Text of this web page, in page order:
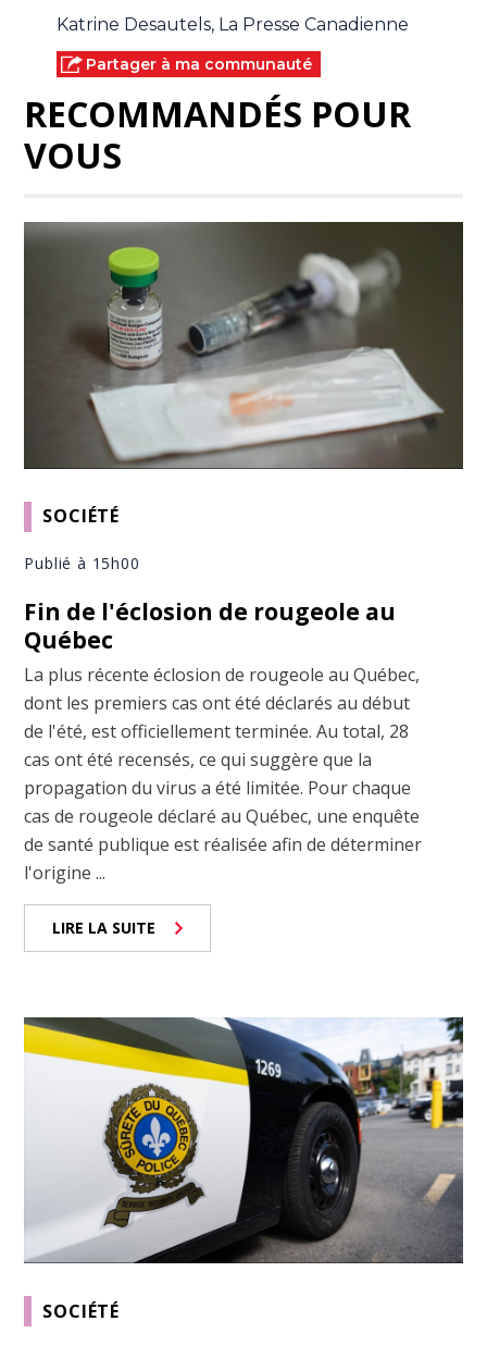
Katrine Desautels, La Presse Canadienne
Partager à ma communauté
RECOMMANDÉS POUR
VOUS
SOCIÉTÉ
Publié à 15h00
Fin de l'éclosion de rougeole au
Québec
La plus récente éclosion de rougeole au Québec,
dont les premiers cas ont été déclarés au début
de l'été, est officiellement terminée. Au total, 28
cas ont été recensés, ce qui suggère que la
propagation du virus a été limitée. Pour chaque
cas de rougeole déclaré au Québec, une enquête
de santé publique est réalisée afin de déterminer
l'origine ...
LIRE LA SUITE
SOCIÉTÉ